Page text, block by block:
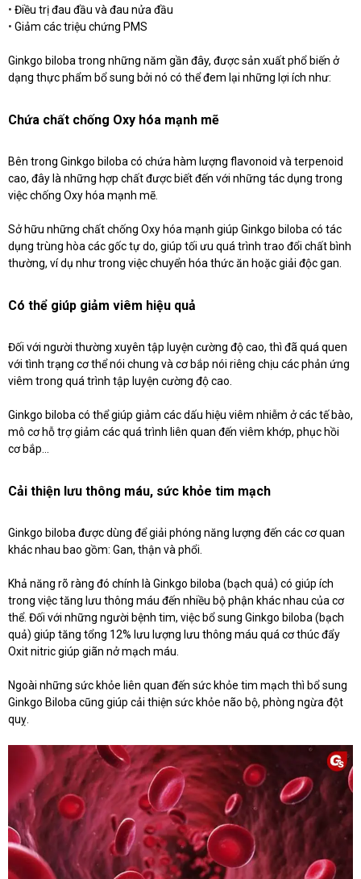
• Điều trị đau đầu và đau nửa đầu
• Giảm các triệu chứng PMS
Ginkgo biloba trong những năm gần đây, được sản xuất phổ biến ở
dạng thực phẩm bổ sung bởi nó có thể đem lại những lợi ích như:
Chứa chất chống Oxy hóa mạnh mẽ
Bên trong Ginkgo biloba có chứa hàm lượng flavonoid và terpenoid
cao, đây là những hợp chất được biết đến với những tác dụng trong
việc chống Oxy hóa mạnh mẽ.
Sở hữu những chất chống Oxy hóa mạnh giúp Ginkgo biloba có tác
dụng trùng hòa các gốc tự do, giúp tối ưu quá trình trao đổi chất bình
thường, ví dụ như trong việc chuyển hóa thức ăn hoặc giải độc gan.
Có thể giúp giảm viêm hiệu quả
Đối với người thường xuyên tập luyện cường độ cao, thì đã quá quen
với tình trạng cơ thể nói chung và cơ bắp nói riêng chịu các phản ứng
viêm trong quá trình tập luyện cường độ cao.
Ginkgo biloba có thể giúp giảm các dấu hiệu viêm nhiễm ở các tế bào,
mô cơ hỗ trợ giảm các quá trình liên quan đến viêm khớp, phục hồi
cơ bắp...
Cải thiện lưu thông máu, sức khỏe tim mạch
Ginkgo biloba được dùng để giải phóng năng lượng đến các cơ quan
khác nhau bao gồm: Gan, thận và phổi.
Khả năng rõ ràng đó chính là Ginkgo biloba (bạch quả) có giúp ích
trong việc tăng lưu thông máu đến nhiều bộ phận khác nhau của cơ
thể. Đối với những người bệnh tim, việc bổ sung Ginkgo biloba (bạch
quả) giúp tăng tổng 12% lưu lượng lưu thông máu quá cơ thúc đẩy
Oxit nitric giúp giãn nở mạch máu.
Ngoài những sức khỏe liên quan đến sức khỏe tim mạch thì bổ sung
Ginkgo Biloba cũng giúp cải thiện sức khỏe não bộ, phòng ngừa đột
quỵ.